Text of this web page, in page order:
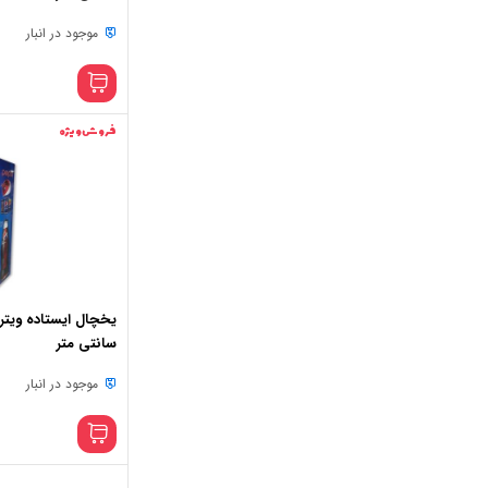
موجود در انبار
فروش ویژه
سانتی متر
موجود در انبار